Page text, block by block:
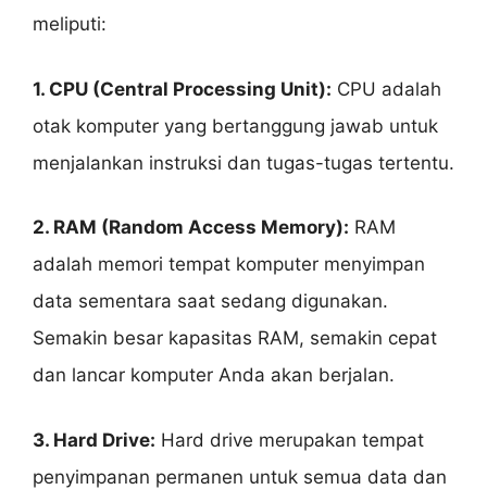
meliputi:
1. CPU (Central Processing Unit): CPU adalah
otak komputer yang bertanggung jawab untuk
menjalankan instruksi dan tugas-tugas tertentu.
2. RAM (Random Access Memory): RAM
adalah memori tempat komputer menyimpan
data sementara saat sedang digunakan.
Semakin besar kapasitas RAM, semakin cepat
dan lancar komputer Anda akan berjalan.
3. Hard Drive: Hard drive merupakan tempat
penyimpanan permanen untuk semua data dan